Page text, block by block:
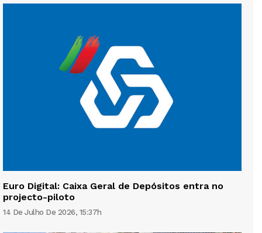
Euro Digital: Caixa Geral de Depósitos entra no
projecto-piloto
14 De Julho De 2026, 15:37h